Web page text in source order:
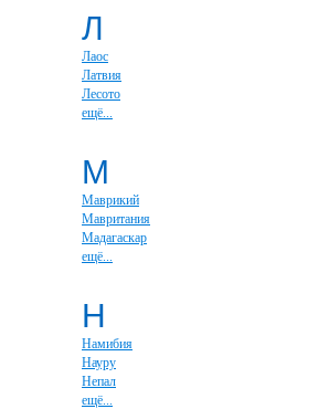
Л
Лаос
Латвия
Лесото
ещё...
М
Маврикий
Мавритания
Мадагаскар
ещё...
Н
Намибия
Науру
Непал
ещё...